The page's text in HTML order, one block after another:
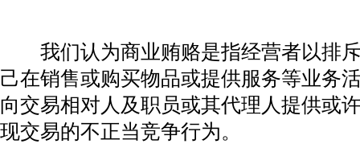
我们认为商业贿赂是指经营者以排斥
己在销售或购买物品或提供服务等业务
向交易相对人及职员或其代理人提供或
现交易的不正当竞争行为。